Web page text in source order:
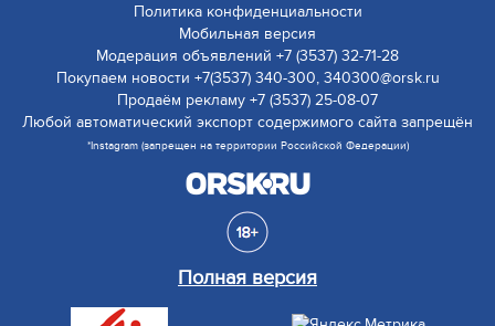
Политика конфиденциальности
Мобильная версия
Модерация объявлений +7 (3537) 32-71-28
Покупаем новости +7(3537) 340-300, 340300@orsk.ru
Продаём рекламу +7 (3537) 25-08-07
Любой автоматический экспорт содержимого сайта запрещён
*Instagram (запрещен на территории Российской Федерации)
Полная версия